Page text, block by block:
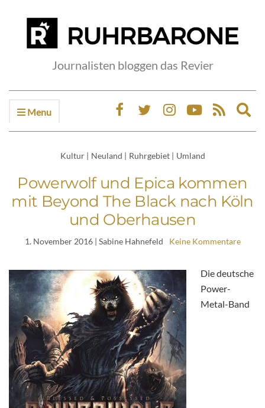
Journalisten bloggen das Revier
Menu
Kultur | Neuland | Ruhrgebiet | Umland
Powerwolf und Epica kommen
mit Beyond The Black nach Köln
und Oberhausen
1. November 2016| Sabine Hahnefeld Keine Kommentare
Die deutsche
Power-
Metal-Band